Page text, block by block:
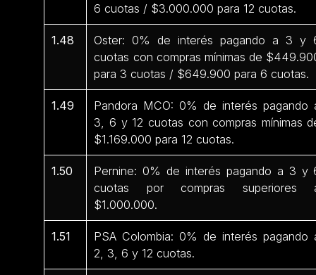
6 cuotas / $3.000.000 para 12 cuotas.
1.48
Oster: 0% de interés pagando a 3 y
cuotas con compras mínimas de
para 3 cuotas / $649.900 para 6 cuotas.
1.49
Pandora MCO: 0% de interés pagando
3, 6 y 12 cuotas con compras mínimas
$1.169.000 para 12 cuotas.
1.50
Pernine: 0% de interés pagando a 3 y
cuotas por compras superiores
$1.000.000.
1.51
PSA Colombia: 0% de interés pagando
2, 3, 6 y 12 cuotas.